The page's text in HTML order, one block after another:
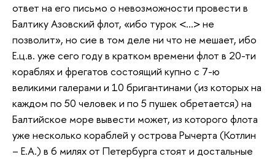
ответ на его письмо о невозможности провести в
Балтику Азовский флот, «ибо турок <…> не
позволит», но сие в том деле ни что не мешает, ибо
Е.ц.в. уже сего году в кратком времени флот в 20-ти
кораблях и фрегатов состоящий купно с 7-ю
великими галерами и 10 бригантинами (из которых на
каждом по 50 человек и по 5 пушек обретается) на
Балтийское море вывести может, из которого флота
уже несколько кораблей у острова Рычерта (Котлин
– Е.А.) в 6 милях от Петербурга стоят и достальные